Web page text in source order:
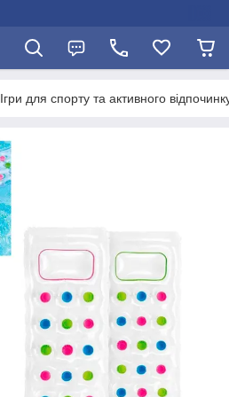
Ігри для спорту та активного